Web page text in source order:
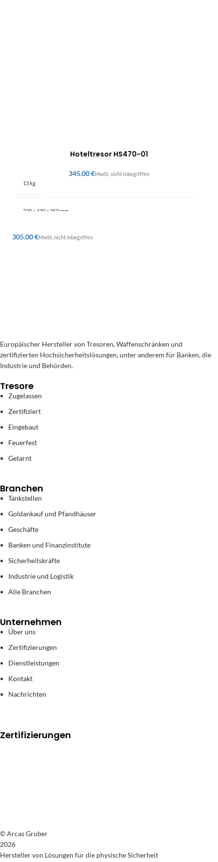
Hoteltresor HS470-01
€
13 kg
220 × 430 × 350 mm
€
Europäischer Hersteller von Tresoren, Waffenschränken und
zertifizierten Hochsicherheitslösungen, unter anderem für Banken, die
Industrie und Behörden.
Tresore
Zugelassen
Zertifiziert
Eingebaut
Feuerfest
Getarnt
Branchen
Tankstellen
Goldankauf und Pfandhäuser
Geschäfte
Banken und Finanzinstitute
Sicherheitskräfte
Industrie und Logistik
Alle Branchen
Unternehmen
Über uns
Zertifizierungen
Dienstleistungen
Kontakt
Nachrichten
Zertifizierungen
© Arcas Gruber
2026
Hersteller von Lösungen für die physische Sicherheit